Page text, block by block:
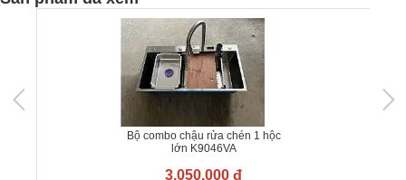
Bộ combo chậu rửa chén 1 hộc
lớn K9046VA
3.050.000 đ